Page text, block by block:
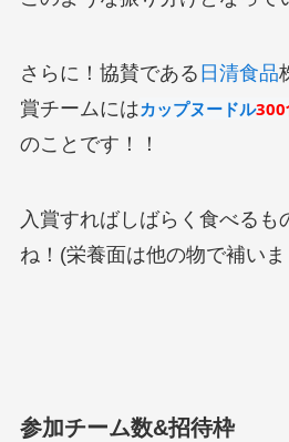
さらに！協賛である 日清食品
賞チームにはカップヌードル300
のことです！！
入賞すればしばらく食べるも
ね！(栄養面は他の物で補いま
参加チーム数&招待枠